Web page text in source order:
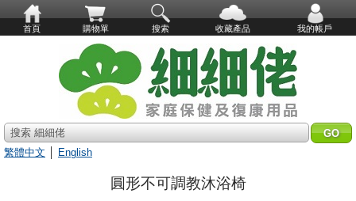
首頁 購物單 搜索 收藏產品 我的帳戶
搜索 細細佬
繁體中文
English
圓形不可調教沐浴椅